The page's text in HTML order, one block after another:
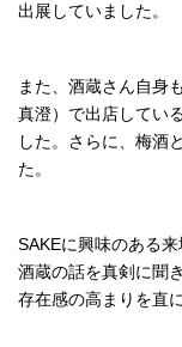
出展していました。
また、酒蔵さん自身
真澄）で出店してい
した。さらに、梅酒
た。
SAKEに興味のある
酒蔵の話を真剣に聞
存在感の高まりを直